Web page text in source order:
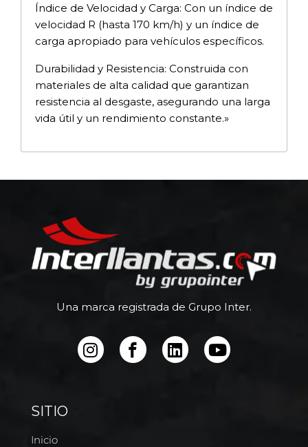
Índice de Velocidad y Carga: Con un índice de
velocidad R (hasta 170 km/h) y un índice de
carga apropiado para vehículos específicos.
Durabilidad y Resistencia: Construida con
materiales de alta calidad que garantizan
resistencia al desgaste, asegurando una larga
vida útil y un rendimiento constante.»
Una marca registrada de Grupo Inter.
SITIO
Inicio